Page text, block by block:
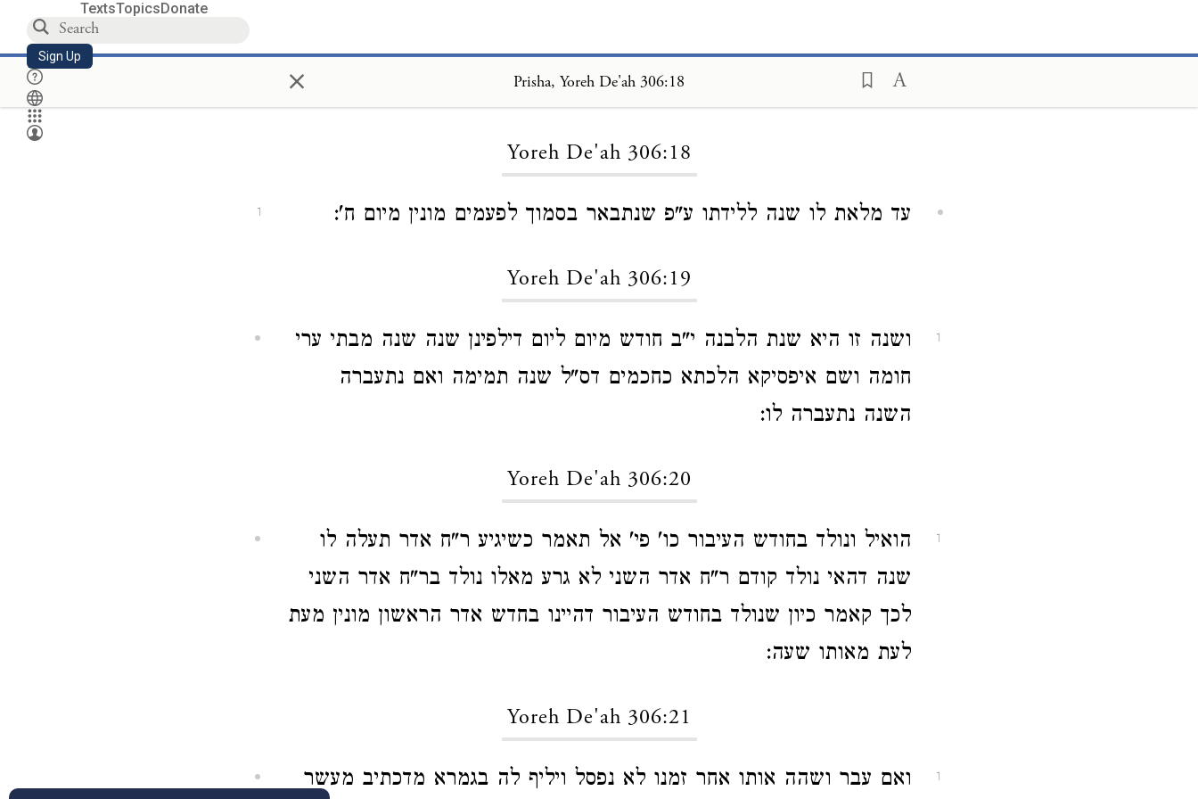
TextsTopicsDonate
Sign Up × Prisha, Yoreh De'ah 306:18
Yoreh De'ah 306:18
1 עד מלאת לו שנה ללידתו ע"פ שנתבאר בסמוך לפעמים מונין מיום ח':
Yoreh De'ah 306:19
1
ושנה זו היא שנת הלבנה י"ב חודש מיום ליום דילפינן שנה שנה מבתי ערי
חומה ושם איפסיקא הלכתא כחכמים דס"ל שנה תמימה ואם נתעברה
השנה נתעברה לו:
Yoreh De'ah 306:20
1
הואיל ונולד בחודש העיבור כו' פי' אל תאמר כשיגיע ר"ח אדר תעלה לו
שנה דהאי נולד קודם ר"ח אדר השני לא גרע מאלו נולד בר"ח אדר השני
לכך קאמר כיון שנולד בחודש העיבור דהיינו בחדש אדר הראשון מונין מעת
לעת מאותו שעה:
Yoreh De'ah 306:21
1 ואם עבר ושהה אותו אחר זמנו לא נפסל ויליף לה בגמרא מדכתיב מעשר